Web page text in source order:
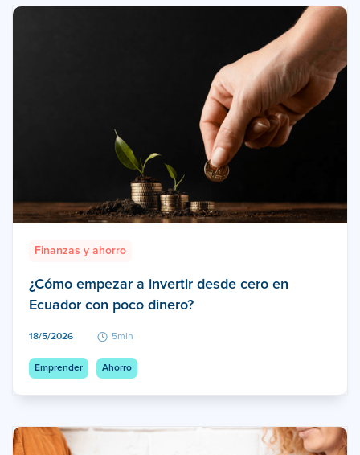
Finanzas y ahorro
¿Cómo empezar a invertir desde cero en
Ecuador con poco dinero?
18/5/2026 5min
Emprender Ahorro